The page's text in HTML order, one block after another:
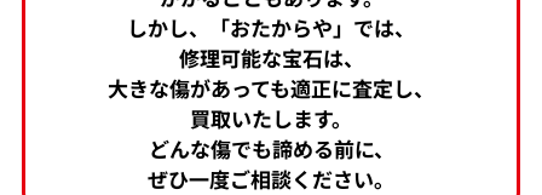
しかし、「おたからや」では、
修理可能な宝石は、
大きな傷があっても適正に査定し、
買取いたします。
どんな傷でも諦める前に、
ぜひ一度ご相談ください。